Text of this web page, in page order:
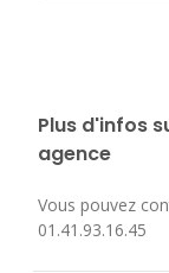
Plus d'infos
agence
Vous pouvez
01.41.93.16.45